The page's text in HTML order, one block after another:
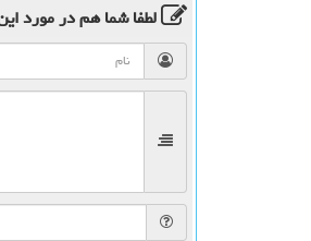
لطفا شما همدر مورد